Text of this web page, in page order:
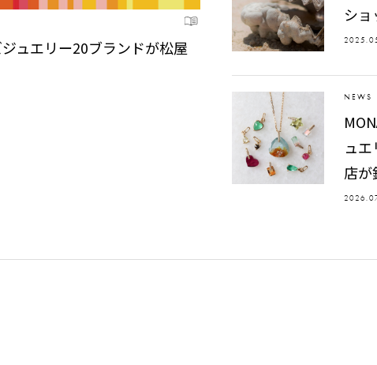
ュエリー20ブランドが松屋
シ
NEWS
ュ
店が